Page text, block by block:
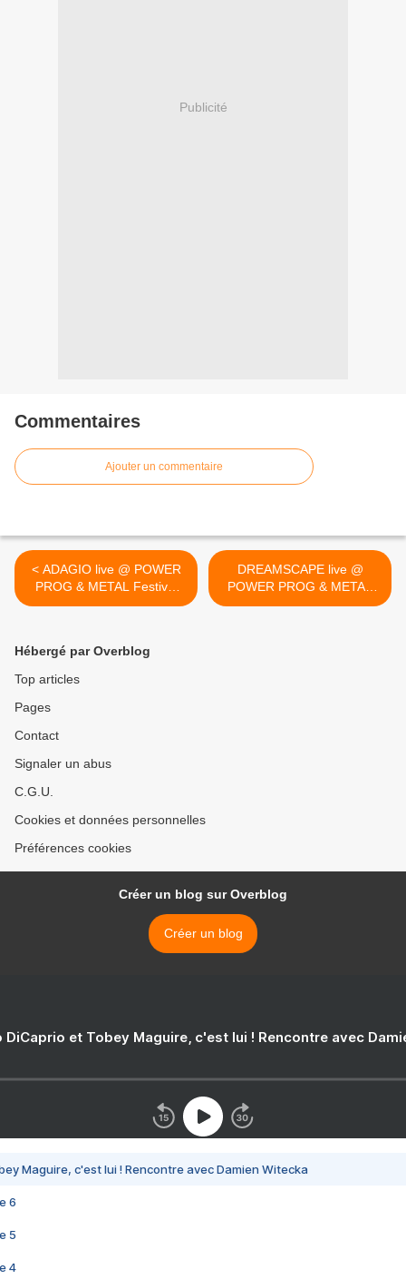
Publicité
Commentaires
Ajouter un commentaire
< ADAGIO live @ POWER
PROG & METAL Festival
photo report - PPM Fest -
DREAMSCAPE live @
POWER PROG & METAL
Festival photo report - PPM
Hébergé par Overblog
Top articles
Pages
Contact
Signaler un abus
C.G.U.
Cookies et données personnelles
Préférences cookies
Créer un blog sur Overblog
Créer un blog
DiCaprio et Tobey Maguire, c'est lui ! Rencontre avec
Maguire, c'est lui ! Rencontre avec Damien Witecka
6
5
4